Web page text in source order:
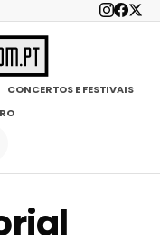
CONCERTOS E FESTIVAIS